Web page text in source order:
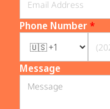
Phone Number*
Message